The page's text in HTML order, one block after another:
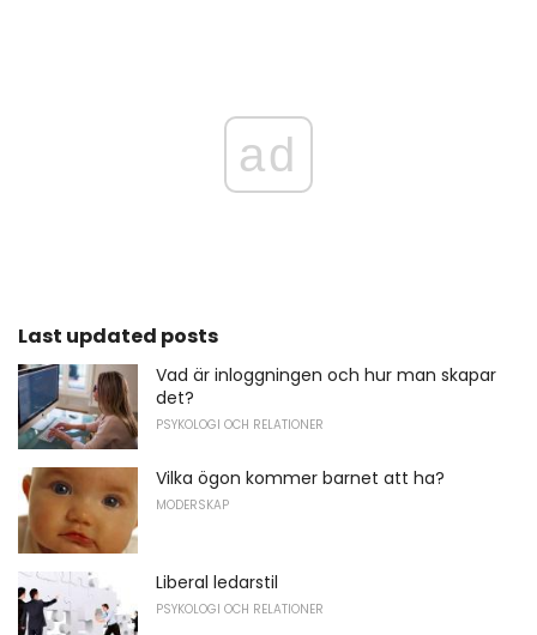
ad
Last updated posts
Vad är inloggningen och hur man skapar
det?
PSYKOLOGI OCH RELATIONER
Vilka ögon kommer barnet att ha?
MODERSKAP
Liberal ledarstil
PSYKOLOGI OCH RELATIONER